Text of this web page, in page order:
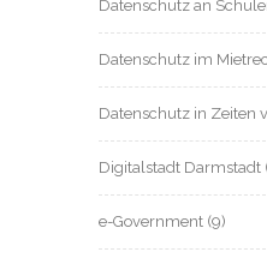
Datenschutz an
Datenschutz im
Datenschutz in Zeiten
Digitalstadt Darmstadt
e-Government (9)